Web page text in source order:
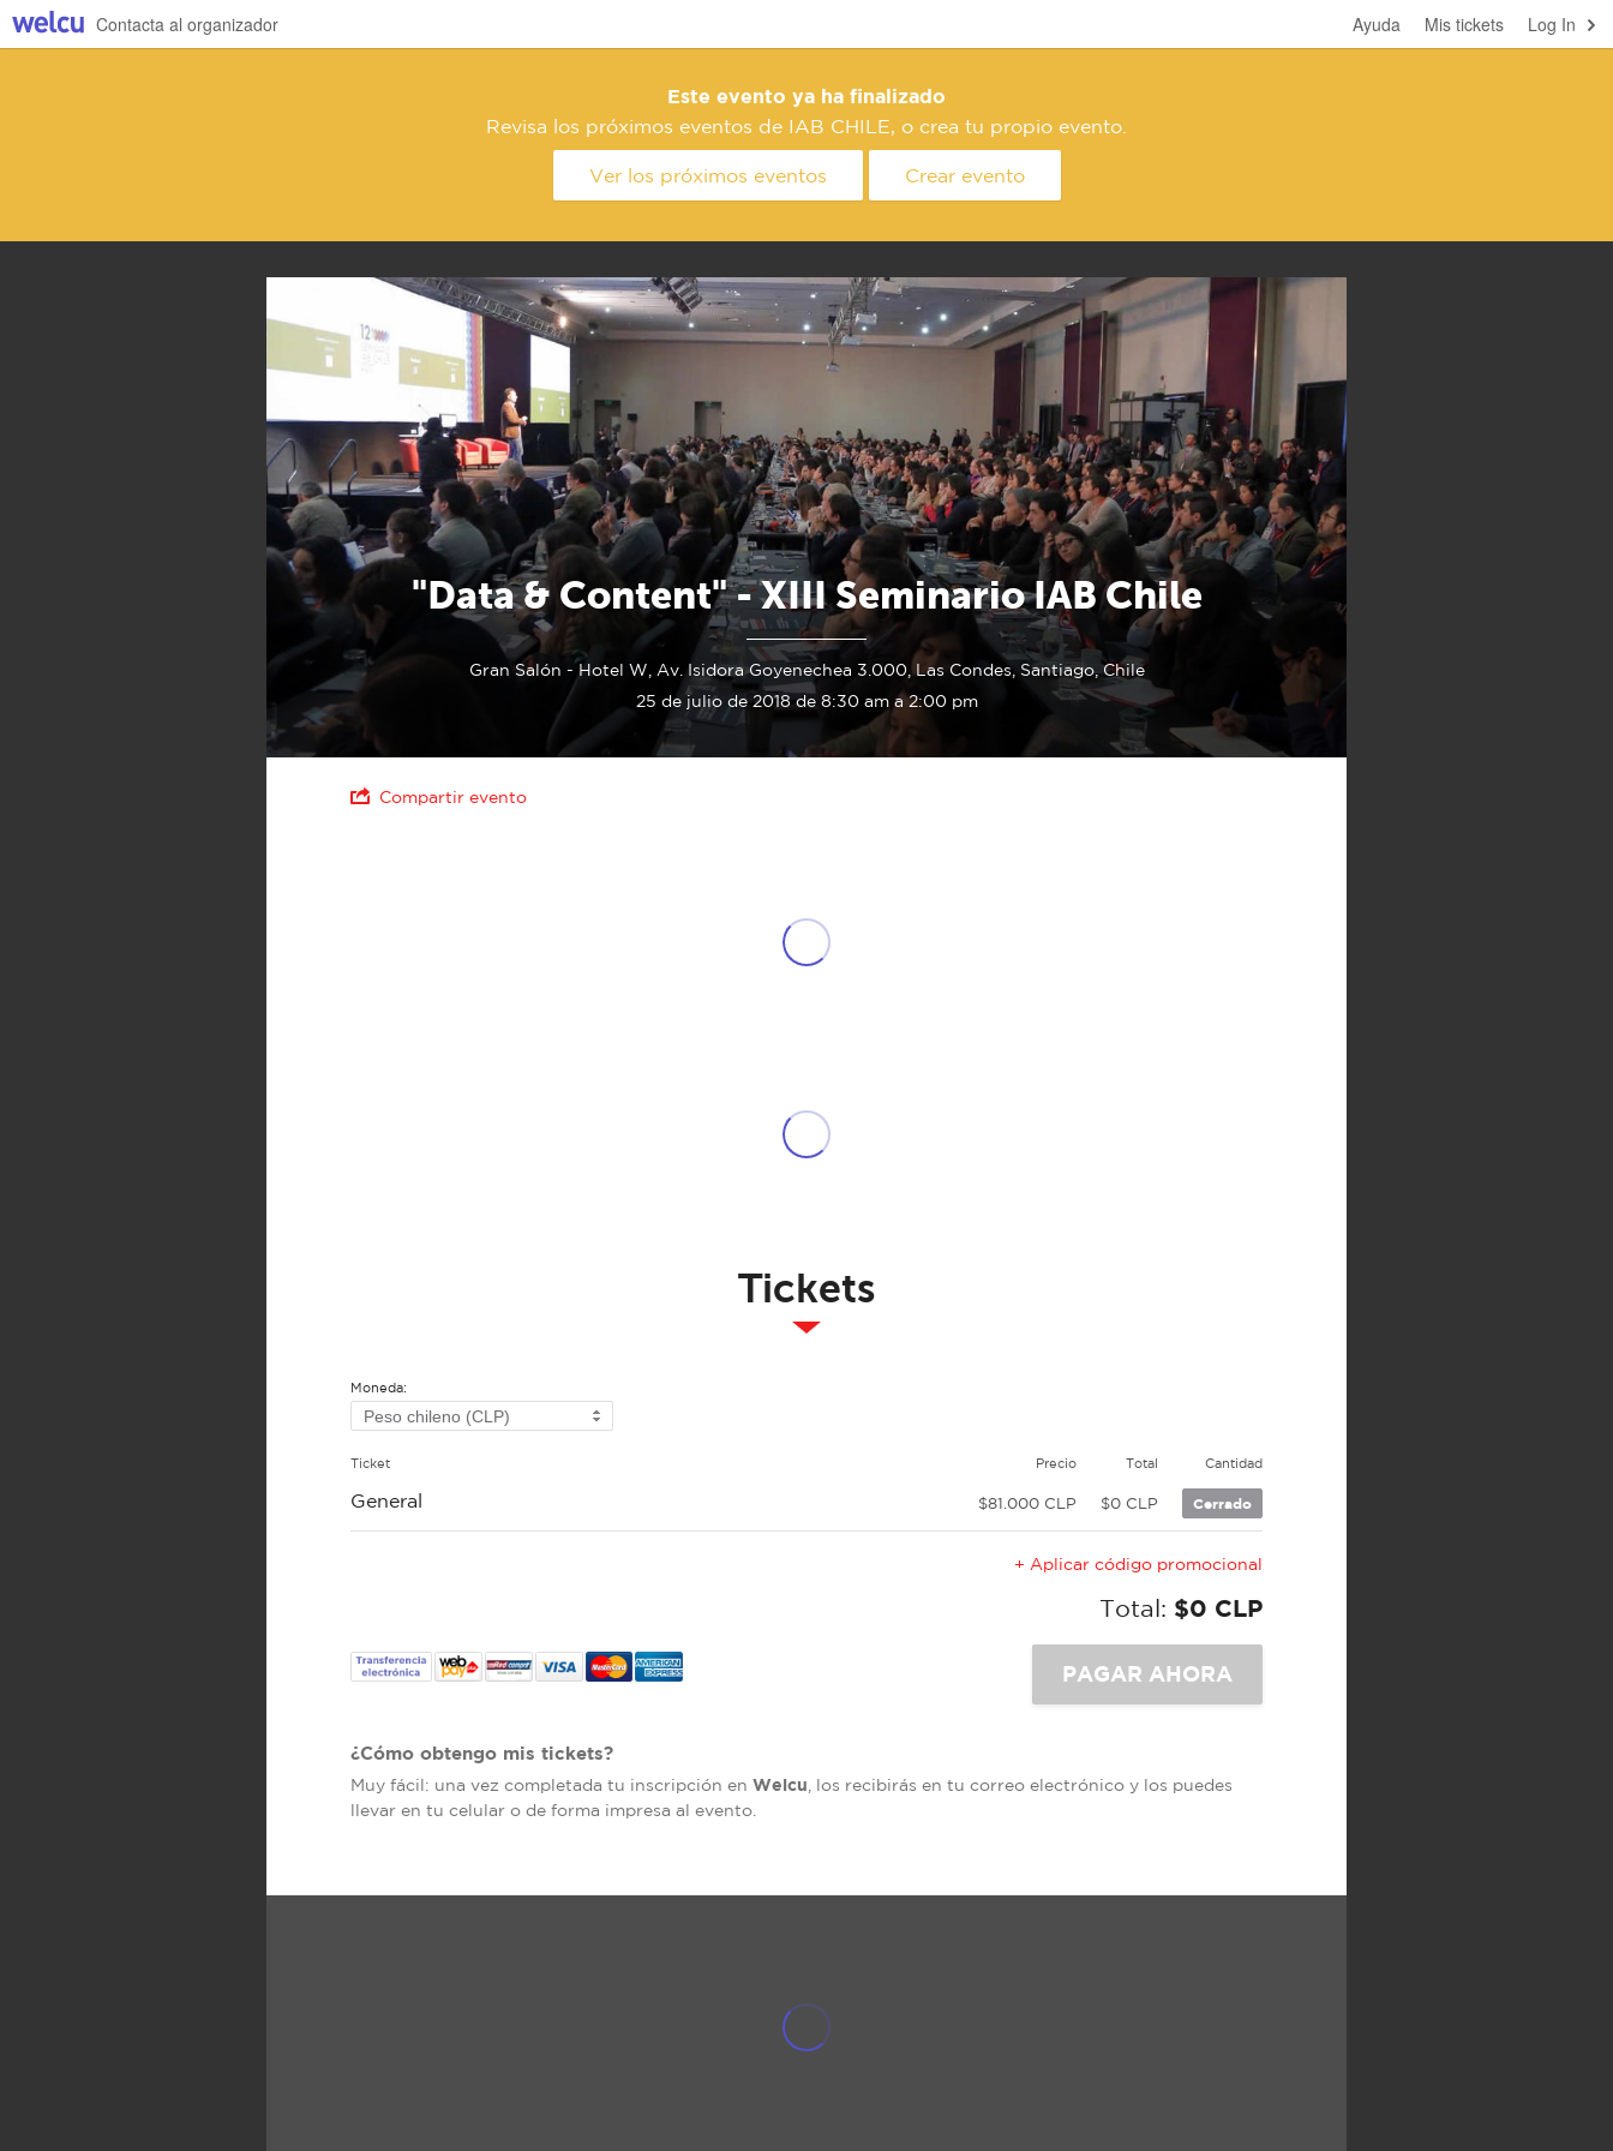
Log In
Mis tickets
Ayuda
Contacta al organizador
Este evento ya ha finalizado
Revisa los próximos eventos de IAB CHILE, o crea tu propio evento.
Ver los próximos eventos Crear evento
"Data & Content" - XIII Seminario IAB Chile
Gran Salón - Hotel W, Av. Isidora Goyenechea 3.000, Las Condes, Santiago, Chile
25 de julio de 2018 de 8:30 am a 2:00 pm
Compartir evento
Tickets
Moneda:
Ticket Precio Total Cantidad
General $81.000 CLP $0 CLP Cerrado
+ Aplicar código promocional
Total: $0 CLP
¿Cómo obtengo mis tickets?
Muy fácil: una vez completada tu inscripción en Welcu , los recibirás en tu correo electrónico y los puedes
llevar en tu celular o de forma impresa al evento.